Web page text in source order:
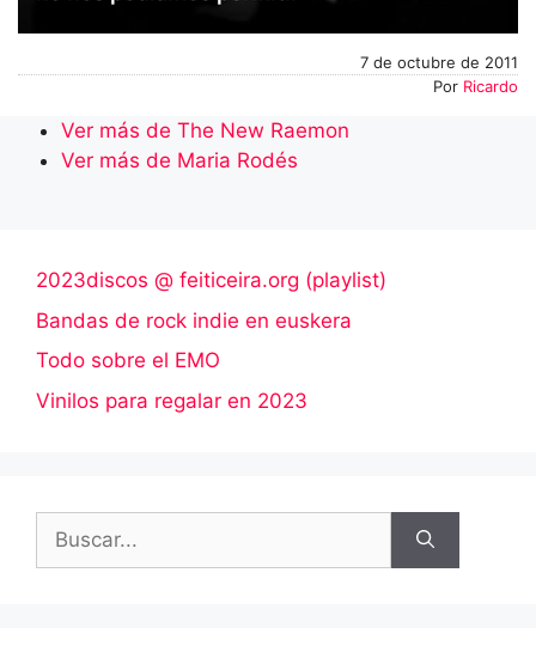
7 de octubre de 2011
Por Ricardo
Ver más de The New Raemon
Ver más de Maria Rodés
2023discos @ feiticeira.org (playlist)
Bandas de rock indie en euskera
Todo sobre el EMO
Vinilos para regalar en 2023